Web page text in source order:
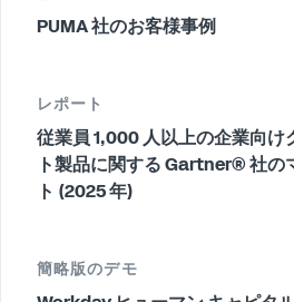
PUMA 社のお客様事例
レポート
従業員 1,000 人以上の企業向け
ト製品に関する Gartner® 社の
ト (2025 年)
簡略版のデモ